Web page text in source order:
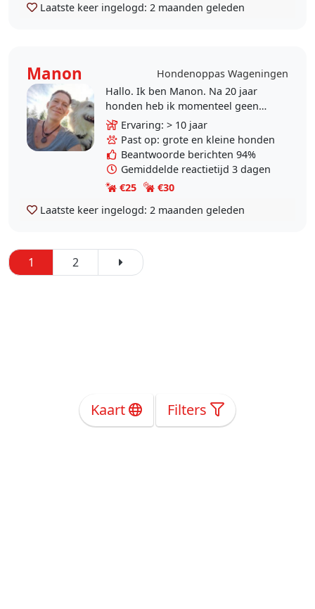
Laatste keer ingelogd: 2 maanden geleden
Manon
Hondenoppas Wageningen
Hallo. Ik ben Manon. Na 20 jaar
honden heb ik momenteel geen
hond omdat mijn maatje Mucho
vorig jaar overleden is. Ik wandel
echter nog graag en..
Ervaring: > 10 jaar
Past op: grote en kleine honden
Beantwoorde berichten 94%
Gemiddelde reactietijd 3 dagen
€25
€30
Laatste keer ingelogd: 2 maanden geleden
1 2
Kaart Filters